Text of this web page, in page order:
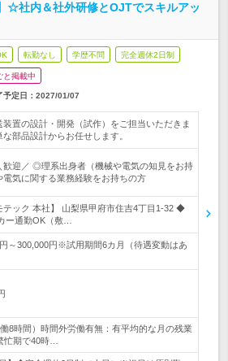
☆社内＆社外研修とOJTでスキルアッ
転勤なし 学歴不問 完全週休2日制
と掲載中
予定日： 2027/01/07
置の設計・開発（試作）をご担当いただきま
部品設計からお任せします。
歓迎／ ◎理系出身者（機械や電気の知見をお持
気に関する業務経験をお持ちの方
テック 本社】 山梨県甲府市住吉4丁目1-32 ◆
ー通勤OK（敷…
～300,000円※試用期間6カ月（待遇変動はあ
8時間）時間外労働有無：有平均的な月の残業
忙期で40時…